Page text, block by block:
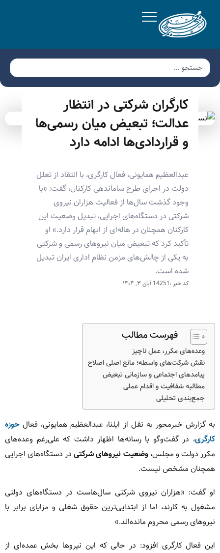
کارگران شرکتی در انتظار
عدالت؛ تبعیض میان رسمی‌ها
و قراردادی‌ها ادامه دارد
عبدالعظیم همایونی، فعال کارگری، با انتقاد از تعلل
دولت در اجرای طرح ساماندهی کارکنان، گفت: «با
وجود گذشت سال‌ها از فعالیت هزاران نیروی
شرکتی در دستگاه‌های اجرایی، تبدیل وضعیت این
کارکنان همچنان در هاله‌ای از ابهام قرار دارد.» او
تأکید کرد که تبعیض میان نیروهای رسمی و شرکتی
به یکی از چالش‌های مزمن نظام اداری ایران تبدیل
شده است.
کد خبر :14251 آبان ۳, ۱۴۰۴
فهرست مطالب
وعده‌های مکرر، عمل ناچیز
نقش شرکت‌های واسطه؛ مانع اصلی اصلاح
پیامدهای اجتماعی و سازمانی تبعیض
مطالبه شفافیت و اقدام عملی
جمع‌بندی تحلیلی
به گزارش خبرمحور به نقل از ایلنا، عبدالعظیم همایونی، فعال حوزه
کارگری، در گفت‌وگو با رسانه‌ها اظهار داشت که علی‌رغم وعده‌های
مکرر دولت و مجلس،وضعیت نیروهای شرکتیدر دستگاه‌های اجرایی
همچنان مشخص نیست.
او گفت: «هزاران نیروی شرکتی سال‌هاست در دستگاه‌های دولتی
مشغول به کارند، اما از ابتدایی‌ترین حقوق شغلی و مزایای برابر با
نیروهای رسمی محروم مانده‌اند.»
این فعال کارگری افزود: در حالی که این نیروها بخش عمده‌ای از